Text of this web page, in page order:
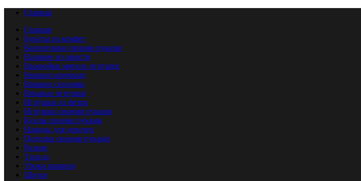
Главная
Главная
Букеты из конфет
Валентинки своими руками
Валяние из шерсти
Выкройки мягких игрушек
Вязание крючком
Вязание спицами
Вязаные игрушки
Игрушки из фетра
Игрушки своими руками
Куклы своими руками
Наряды для девочек
Поделки своими руками
Разное
Тильда
Уроки вязания
Шитье